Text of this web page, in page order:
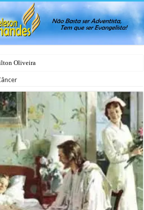
Oliveira
dos Bastidores